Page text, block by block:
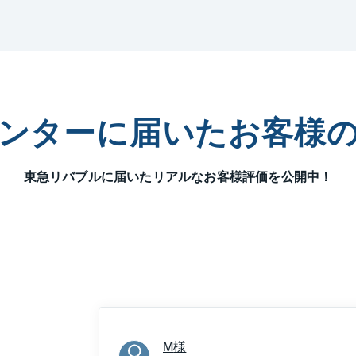
ターに届いたお客様
東急リバブルに届いた リアルなお客様評価を公開中！
M様